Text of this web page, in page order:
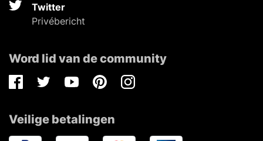
Twitter
Privébericht
Word lid van de community
FacebookTwitterYoutubePinterestInstagram
Veilige betalingen